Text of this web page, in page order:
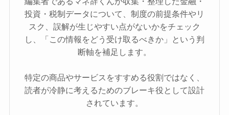
投資・税制データについて、制度の前提条件やリ
スク、誤解が生じやすい点がないかをチェック
し、「この情報をどう受け取るべきか」という判
断軸を補足します。
特定の商品やサービスをすすめる役割ではなく、
読者が冷静に考えるためのブレーキ役として設計
されています。